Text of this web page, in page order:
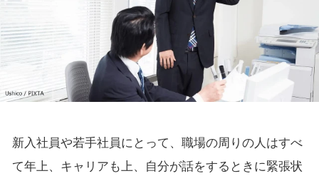
新入社員や若手社員にとって、職場の周りの人はすべ
て年上、キャリアも上、自分が話をするときに緊張状